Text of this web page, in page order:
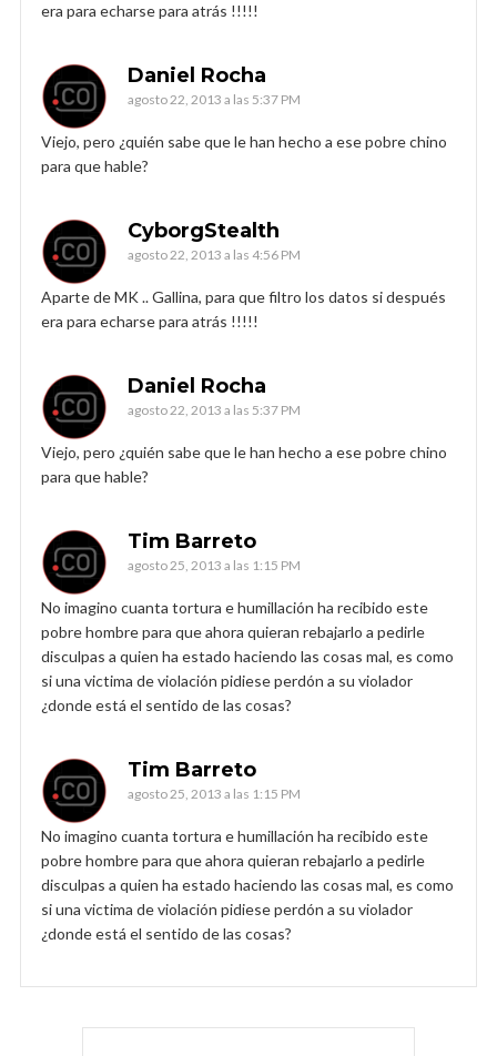
era para echarse para atrás !!!!!
Daniel Rocha
agosto 22, 2013 a las 5:37 PM
Viejo, pero ¿quién sabe que le han hecho a ese pobre chino
para que hable?
CyborgStealth
agosto 22, 2013 a las 4:56 PM
Aparte de MK .. Gallina, para que filtro los datos si después
era para echarse para atrás !!!!!
Daniel Rocha
agosto 22, 2013 a las 5:37 PM
Viejo, pero ¿quién sabe que le han hecho a ese pobre chino
para que hable?
Tim Barreto
agosto 25, 2013 a las 1:15 PM
No imagino cuanta tortura e humillación ha recibido este
pobre hombre para que ahora quieran rebajarlo a pedirle
disculpas a quien ha estado haciendo las cosas mal, es como
si una victima de violación pidiese perdón a su violador
¿donde está el sentido de las cosas?
Tim Barreto
agosto 25, 2013 a las 1:15 PM
No imagino cuanta tortura e humillación ha recibido este
pobre hombre para que ahora quieran rebajarlo a pedirle
disculpas a quien ha estado haciendo las cosas mal, es como
si una victima de violación pidiese perdón a su violador
¿donde está el sentido de las cosas?